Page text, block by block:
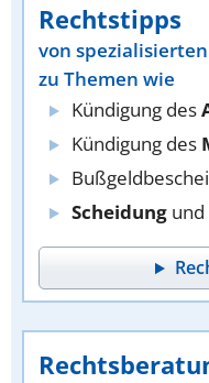
Rechtstipps
von
zu Themen wie
Kündigung des
Kündigung des
Scheidung